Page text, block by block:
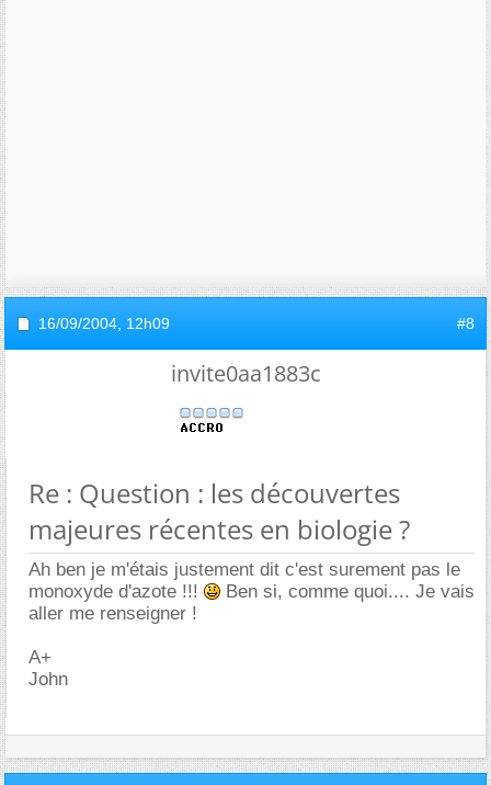
16/09/2004, 12h09 #8
invite0aa1883c
Re : Question : les découvertes
majeures récentes en biologie ?
Ah ben je m'étais justement dit c'est surement pas le
monoxyde d'azote !!!
Ben si, comme quoi.... Je vais
aller me renseigner !
A+
John